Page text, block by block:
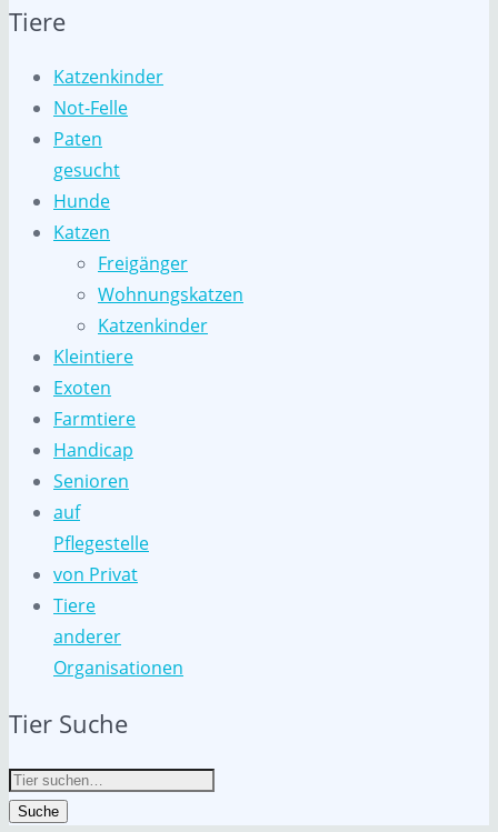
Tiere
Katzenkinder
Not-Felle
Paten
gesucht
Hunde
Katzen
Freigänger
Wohnungskatzen
Katzenkinder
Kleintiere
Exoten
Farmtiere
Handicap
Senioren
auf
Pflegestelle
von Privat
Tiere
anderer
Organisationen
Tier Suche
Suche
nach:
Suche